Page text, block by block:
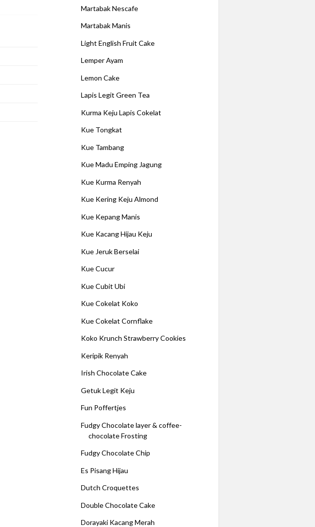
Martabak Nescafe
Martabak Manis
Light English Fruit Cake
Lemper Ayam
Lemon Cake
Lapis Legit Green Tea
Kurma Keju Lapis Cokelat
Kue Tongkat
Kue Tambang
Kue Madu Emping Jagung
Kue Kurma Renyah
Kue Kering Keju Almond
Kue Kepang Manis
Kue Kacang Hijau Keju
Kue Jeruk Berselai
Kue Cucur
Kue Cubit Ubi
Kue Cokelat Koko
Kue Cokelat Cornflake
Koko Krunch Strawberry Cookies
Keripik Renyah
Irish Chocolate Cake
Getuk Legit Keju
Fun Poffertjes
Fudgy Chocolate layer & coffee-
chocolate Frosting
Fudgy Chocolate Chip
Es Pisang Hijau
Dutch Croquettes
Double Chocolate Cake
Dorayaki Kacang Merah